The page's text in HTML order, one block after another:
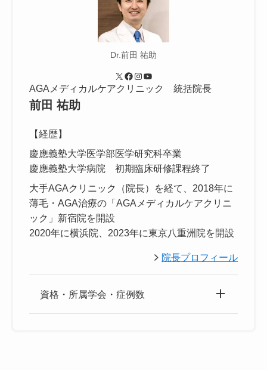
Dr.前田 祐助
X Facebook Instagram YouTube
AGAメディカルケアクリニック 統括院長
前田 祐助
【経歴】
慶應義塾大学医学部医学研究科卒業
慶應義塾大学病院 初期臨床研修課程終了
大手AGAクリニック（院長）を経て、2018年に
薄毛・AGA治療の「AGAメディカルケアクリニ
ック」新宿院を開設
2020年に横浜院、2023年に東京八重洲院を開設
院長プロフィール
資格・所属学会・症例数